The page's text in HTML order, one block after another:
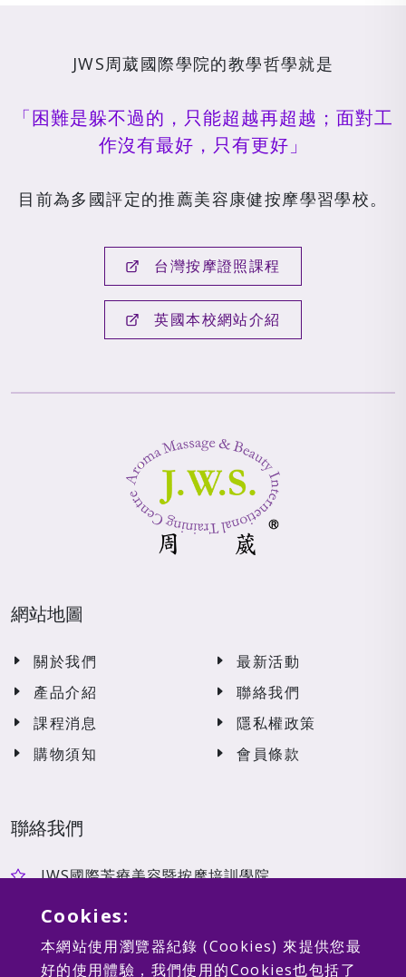
JWS周葳國際學院的教學哲學就是
「困難是躲不過的，只能超越再超越；面對工
作沒有最好，只有更好」
目前為多國評定的推薦美容康健按摩學習學校。
台灣按摩證照課程
英國本校網站介紹
網站地圖
關於我們
產品介紹
課程消息
購物須知
最新活動
聯絡我們
隱私權政策
會員條款
聯絡我們
JWS國際芳療美容暨按摩培訓學院
jwseducationgroup@gmail.com
台中市南屯區大英街453號
Cookies:
本網站使用瀏覽器紀錄 (Cookies) 來提供您最
好的使用體驗，我們使用的Cookies也包括了